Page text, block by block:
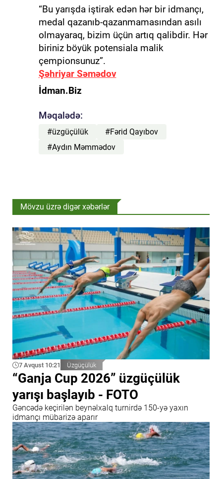
“Bu yarışda iştirak edən hər bir idmançı,
medal qazanıb-qazanmamasından asılı
olmayaraq, bizim üçün artıq qalibdir. Hər
biriniz böyük potensiala malik
çempionsunuz”.
Şəhriyar Səmədov
İdman.Biz
Məqalədə:
#üzgüçülük
#Fərid Qayıbov
#Aydın Məmmədov
Mövzu üzrə digər xəbərlər
7 Avqust 10:21 Üzgüçülük
“Ganja Cup 2026” üzgüçülük
yarışı başlayıb - FOTO
Gəncədə keçirilən beynəlxalq turnirdə 150-yə yaxın
idmançı mübarizə aparır